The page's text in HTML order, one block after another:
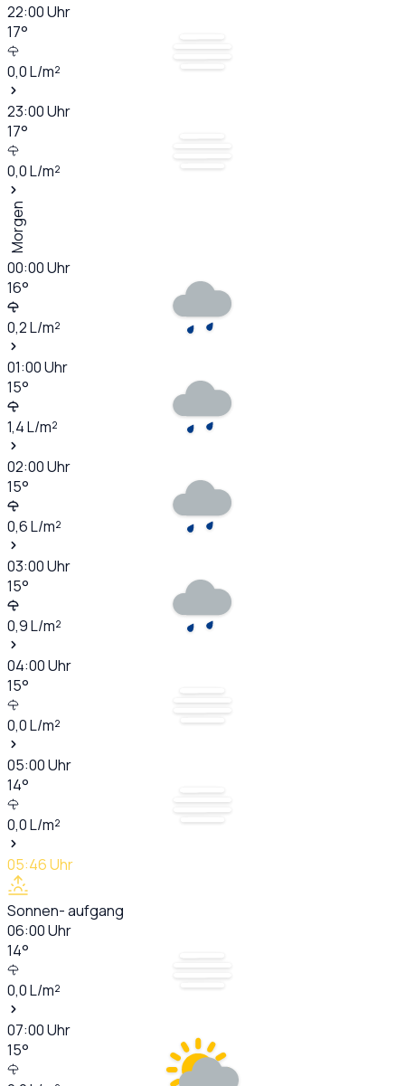
22:00Uhr
17°
0,0L/m²
23:00Uhr
17°
0,0L/m²
Morgen
00:00Uhr
16°
0,2L/m²
01:00Uhr
15°
1,4L/m²
02:00Uhr
15°
0,6L/m²
03:00Uhr
15°
0,9L/m²
04:00Uhr
15°
0,0L/m²
05:00Uhr
14°
0,0L/m²
05:46Uhr
Sonnen- aufgang
06:00Uhr
14°
0,0L/m²
07:00Uhr
15°